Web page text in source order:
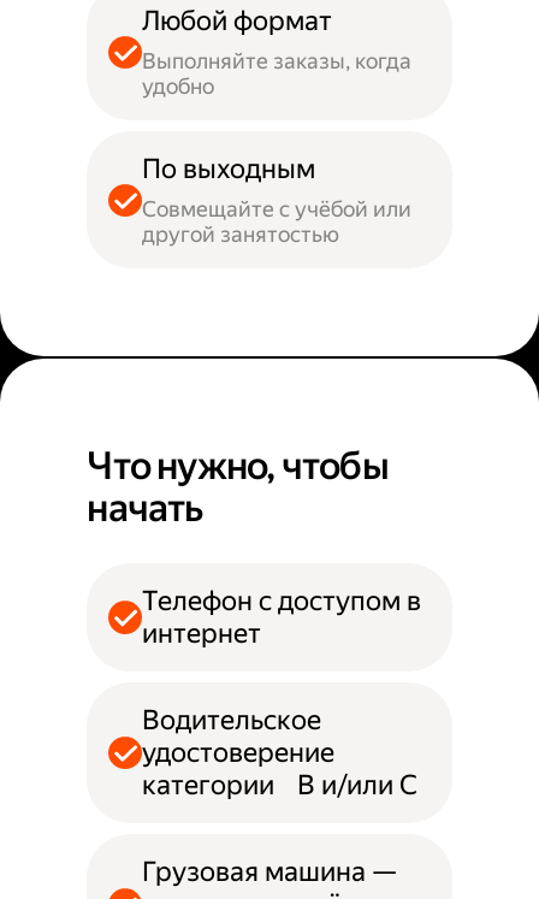
Любой формат
Выполняйте заказы, когда
удобно
По выходным
Совмещайте с учёбой или
другой занятостью
Что нужно, чтобы
начать
Телефон с доступом в
интернет
Водительское
удостоверение
категории B и/или С
Грузовая машина —